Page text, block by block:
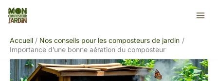
Aller
Accueil
Nos conseils pour les composteurs de jardin
Importance d’une bonne aération du composteur
Rechercher